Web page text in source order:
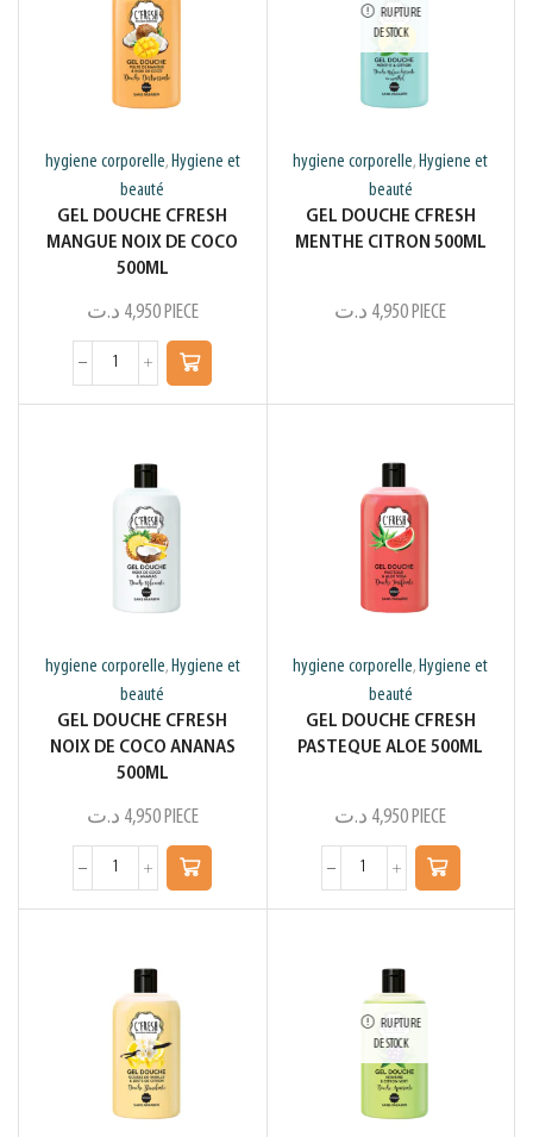
hygiene corporelle, Hygiene et
beauté
GEL DOUCHE CFRESH
MANGUE NOIX DE COCO
500ML
4,950 د.ت PIECE
RUPTURE
DE STOCK
hygiene corporelle, Hygiene et
beauté
GEL DOUCHE CFRESH
MENTHE CITRON 500ML
4,950 د.ت PIECE
hygiene corporelle, Hygiene et
beauté
GEL DOUCHE CFRESH
NOIX DE COCO ANANAS
500ML
4,950 د.ت PIECE
hygiene corporelle, Hygiene et
beauté
GEL DOUCHE CFRESH
PASTEQUE ALOE 500ML
4,950 د.ت PIECE
RUPTURE
DE STOCK